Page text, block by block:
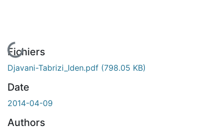
En cours de chargement...
Fichiers
Djavani-Tabrizi_Iden.pdf (798.05 KB)
Date
2014-04-09
Authors